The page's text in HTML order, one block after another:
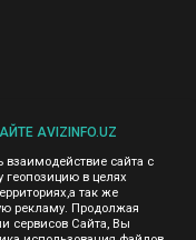
Мы не
зарегистрированных
Мы не отвечаем за
ссылается
AVIZINFO.UZ
сайта с
геопозицию в целях
так же
рекламу. Продолжая
сервисов Сайта, Вы